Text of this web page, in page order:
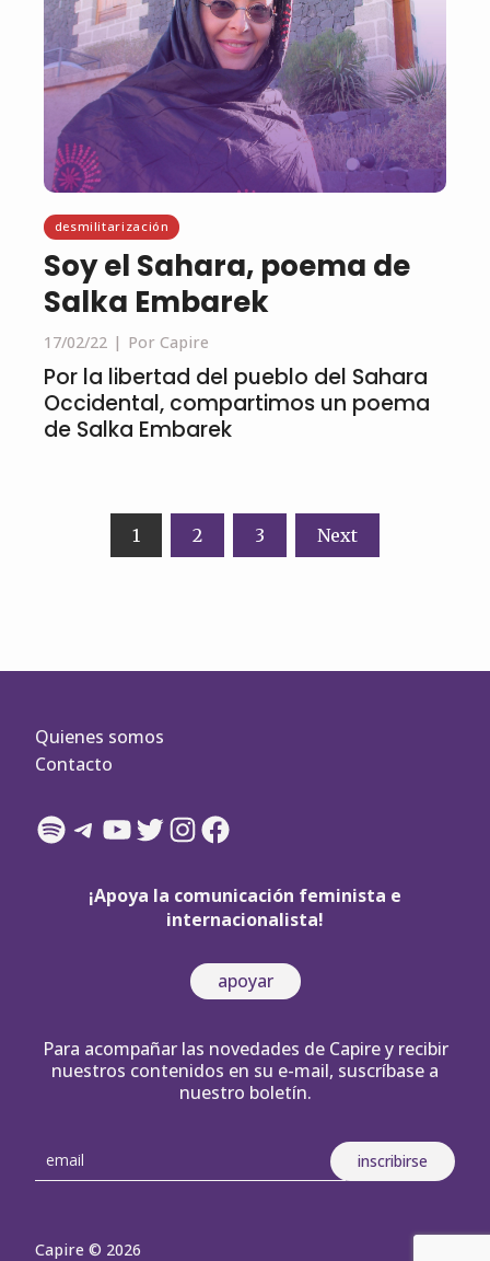
desmilitarización
Soy el Sahara, poema de
Salka Embarek
17/02/22 Por Capire
Por la libertad del pueblo del Sahara
Occidental, compartimos un poema
de Salka Embarek
Navegación
1 2 3 Next
Quienes somos
Contacto
Spotify
Telegram
YouTube
Twitter
Instagram
Facebook
¡Apoya la comunicación feminista e
internacionalista!
apoyar
Para acompañar las novedades de Capire y recibir
nuestros contenidos en su e-mail, suscríbase a
nuestro boletín.
Capire © 2026